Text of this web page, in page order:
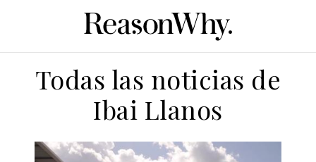
Todas las noticias de
Ibai Llanos